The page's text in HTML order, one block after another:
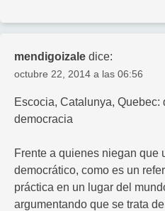
mendigoizale dice:
octubre 22, 2014 a las 06:56
Escocia, Catalunya, Quebec:
democracia
Frente a quienes niegan que
democrático, como es un
práctica en un lugar del
argumentando que se trata